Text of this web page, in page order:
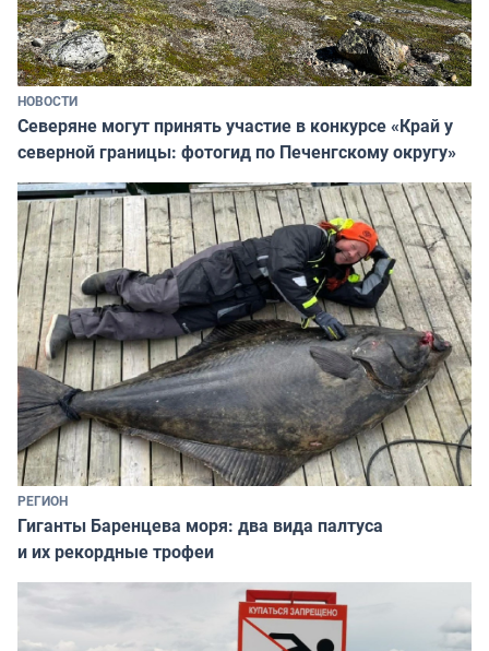
НОВОСТИ
Северяне могут принять участие в конкурсе «Край у
северной границы: фотогид по Печенгскому округу»
РЕГИОН
Гиганты Баренцева моря: два вида палтуса
и их рекордные трофеи